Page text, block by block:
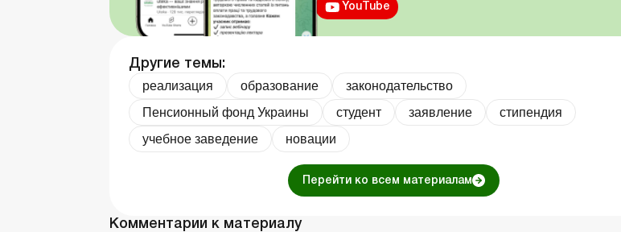
YouTube
Другие темы:
реализация образование
законодательство
Пенсионный фонд Украины
студент заявление
стипендия
учебное заведение
новации
Перейти ко всем материалам
Комментарии к материалу